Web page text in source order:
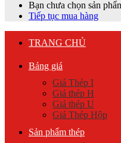
Bạn chưa chọn sản
Tiếp tục mua hàng
TRANG CHỦ
Bảng giá
Giá Thép I
Giá thép H
Giá thép U
Giá Thép Hộp
Sản phẩm thép